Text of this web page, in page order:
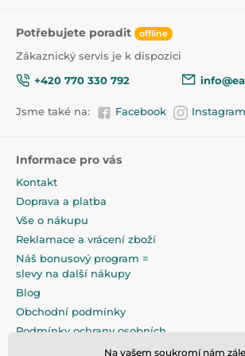
Potřebujete poradit offline
Zákaznický servis je k dispozici
+420 770 330 792
Jsme také na: Facebook Instagram
Informace pro vás
Kontakt
Doprava a platba
Vše o nákupu
Reklamace a vrácení zboží
Náš bonusový program =
slevy na další nákupy
Blog
Obchodní podmínky
Podmínky ochrany osobních
Na vašem soukromí nám